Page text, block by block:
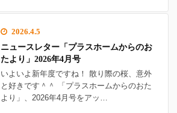
2026.4.5
ニュースレター「プラスホームからのお
たより」2026年4月号
いよいよ新年度ですね！ 散り際の桜、意外
と好きです＾＾ 「プラスホームからのおた
より」、2026年4月号をアッ…